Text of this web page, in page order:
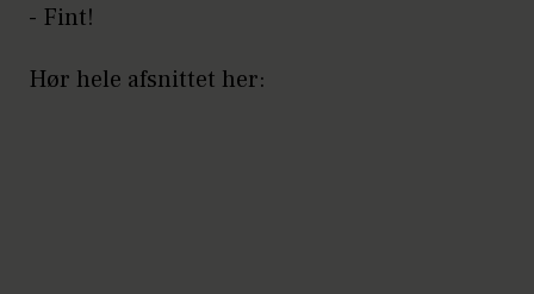
- Fint!
Hør hele afsnittet her: